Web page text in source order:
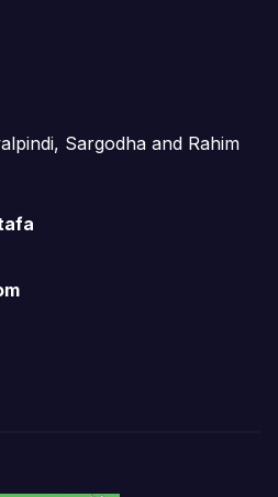
Sargodha and Rahim